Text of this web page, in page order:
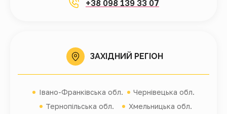
+38 098 139 33 07
ЗАХІДНИЙ РЕГІОН
Івано-Франківська обл.
Чернівецька обл.
Тернопільська обл.
Хмельницька обл.